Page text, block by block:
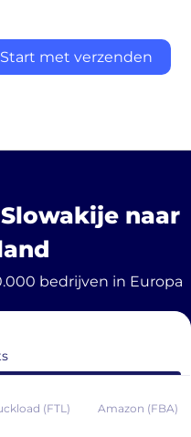
Start met verzenden
naar
bedrijven in Europa
(FTL) Amazon (FBA)